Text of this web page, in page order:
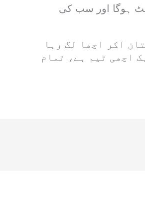
ہوگا اور سب کی
آکر اچھا لگ رہا
اچھی ٹیم ہے، تمام